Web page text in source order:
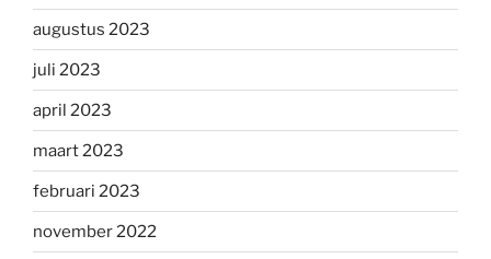
augustus 2023
juli 2023
april 2023
maart 2023
februari 2023
november 2022